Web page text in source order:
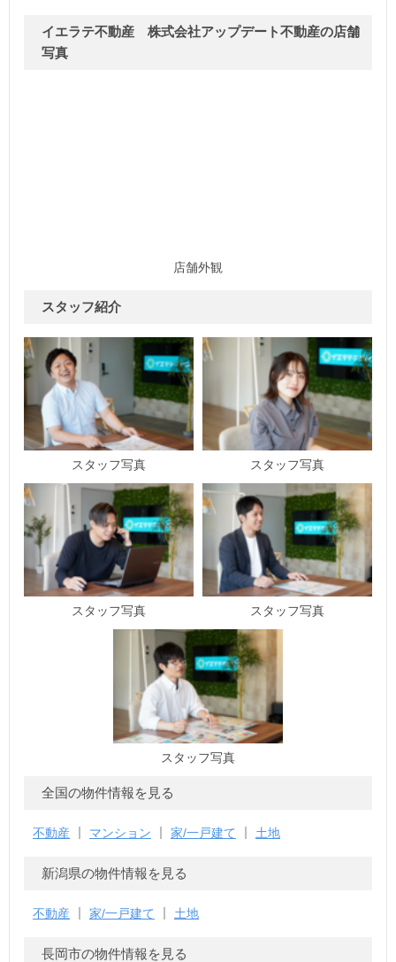
イエラテ不動産 株式会社アップデート不動産の店舗
写真
店舗外観
スタッフ紹介
スタッフ写真 スタッフ写真
スタッフ写真 スタッフ写真
スタッフ写真
全国の物件情報を見る
不動産 マンション 家/一戸建て 土地
新潟県の物件情報を見る
不動産 家/一戸建て 土地
長岡市の物件情報を見る